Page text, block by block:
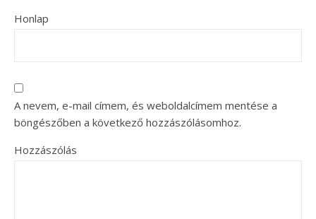
Honlap
A nevem, e-mail címem, és weboldalcímem mentése a
böngészőben a következő hozzászólásomhoz.
Hozzászólás